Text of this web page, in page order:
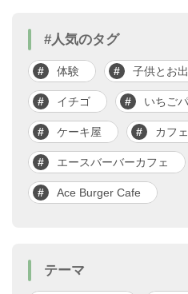
#人気のタグ
体験 子供とお
イチゴ いちご
ケーキ屋 カフ
エースバーバーカフェ
Ace Burger Cafe
テーマ